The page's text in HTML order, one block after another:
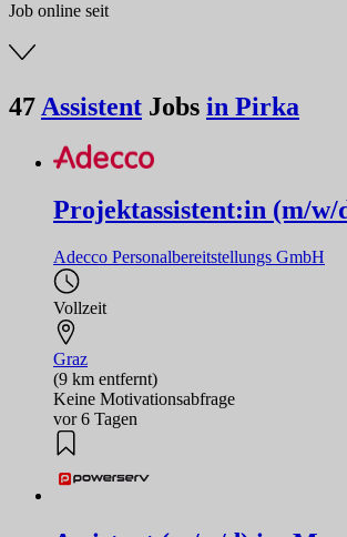
Job online seit
47 Assistent Jobs in Pirka
Projektassistent:in (m/w/
Adecco Personalbereitstellungs GmbH
Vollzeit
Graz
(9 km entfernt)
Keine Motivationsabfrage
vor 6 Tagen